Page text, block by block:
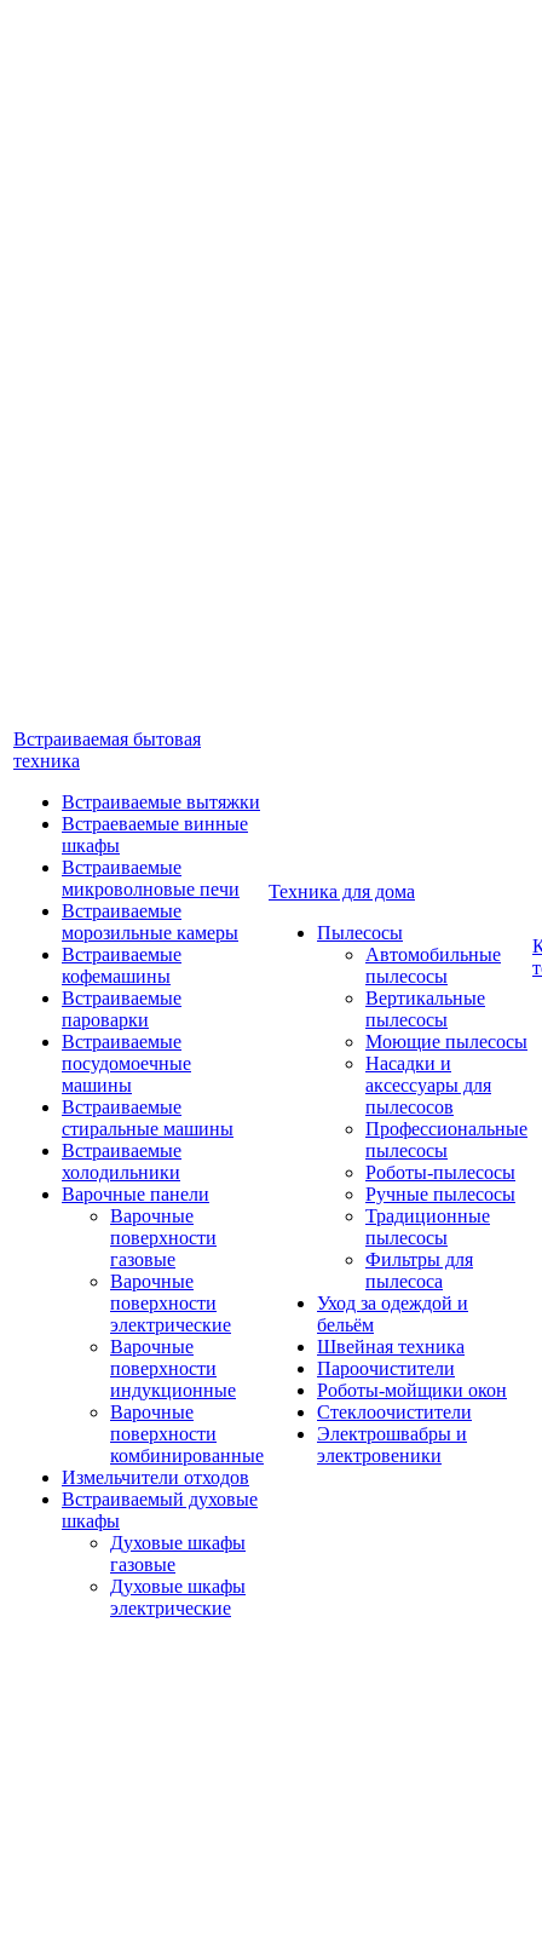
Встраиваемая бытовая
техника
Встраиваемые вытяжки
Встраеваемые винные
шкафы
Встраиваемые
микроволновые печи
Встраиваемые
морозильные камеры
Встраиваемые
кофемашины
Встраиваемые
пароварки
Встраиваемые
посудомоечные
машины
Встраиваемые
стиральные машины
Встраиваемые
холодильники
Варочные панели
Варочные
поверхности
газовые
Варочные
поверхности
электрические
Варочные
поверхности
индукционные
Варочные
поверхности
комбинированные
Измельчители отходов
Встраиваемый духовые
шкафы
Духовые шкафы
газовые
Духовые шкафы
электрические
Техника для дома
Пылесосы
Автомобильные
пылесосы
Вертикальные
пылесосы
Моющие пылесосы
Насадки и
аксессуары для
пылесосов
Профессиональные
пылесосы
Роботы-пылесосы
Ручные пылесосы
Традиционные
пылесосы
Фильтры для
пылесоса
Уход за одеждой и
бельём
Швейная техника
Пароочистители
Роботы-мойщики окон
Стеклоочистители
Электрошвабры и
электровеники